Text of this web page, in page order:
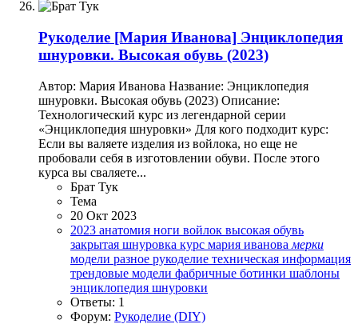
Рукоделие [Мария Иванова] Энциклопедия
шнуровки. Высокая обувь (2023)
Автор: Мария Иванова Название: Энциклопедия
шнуровки. Высокая обувь (2023) Описание:
Технологический курс из легендарной серии
«Энциклопедия шнуровки» Для кого подходит курс:
Если вы валяете изделия из войлока, но еще не
пробовали себя в изготовлении обуви. После этого
курса вы сваляете...
Брат Тук
Тема
20 Окт 2023
2023 анатомия ноги войлок высокая обувь
закрытая шнуровка курс мария иванова мерки
модели разное рукоделие техническая информация
трендовые модели фабричные ботинки шаблоны
энциклопедия шнуровки
Ответы: 1
Форум: Рукоделие (DIY)